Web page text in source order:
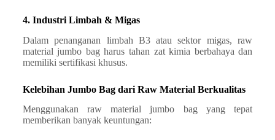
4. Industri Limbah & Migas
Dalam penanganan limbah B3 atau sektor migas, raw
material jumbo bag harus tahan zat kimia berbahaya dan
memiliki sertifikasi khusus.
Kelebihan Jumbo Bag dari Raw Material Berkualitas
Menggunakan raw material jumbo bag yang tepat
memberikan banyak keuntungan: